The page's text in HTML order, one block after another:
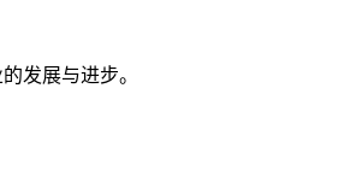
发展与进步。